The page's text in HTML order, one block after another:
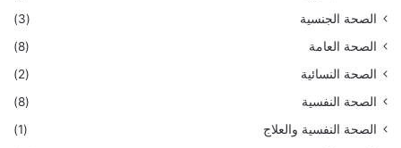
الصحة الجنسية
(3)
الصحة العامة
(8)
الصحة النسائية
(2)
الصحة النفسية
(8)
الصحة النفسية والعلاج
(1)